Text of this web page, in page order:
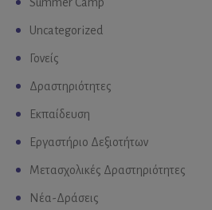
Summer Camp
Uncategorized
Γονείς
Δραστηριότητες
Εκπαίδευση
Εργαστήριο Δεξιοτήτων
Μετασχολικές Δραστηριότητες
Νέα-Δράσεις